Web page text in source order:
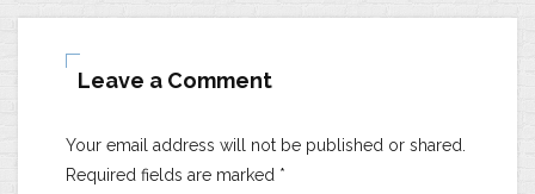
Leave a Comment
Your email address will not be published or shared.
Required fields are marked *